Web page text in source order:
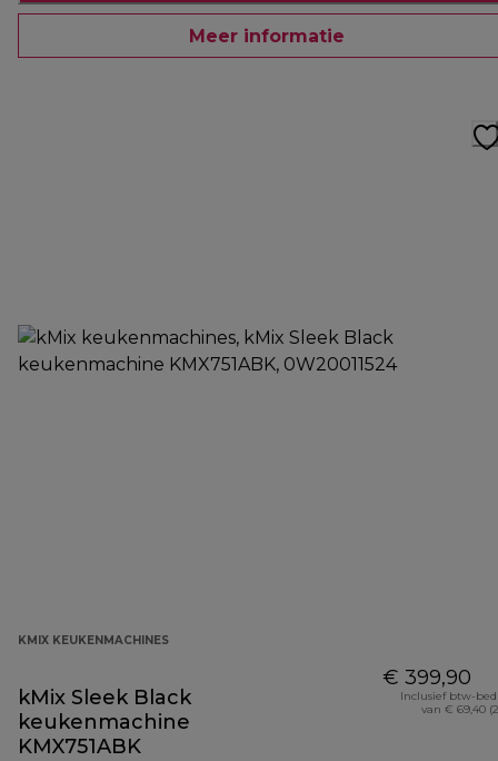
Meer informatie
KMIX KEUKENMACHINES
kMix Sleek Black
keukenmachine
KMX751ABK
€ 399,90
Inclusief btw-
van € 69,40